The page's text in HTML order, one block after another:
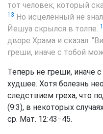
тот человек, который
13 Но исцелённый не
Йешуа скрылся в толпе.
дворе Храма и сказал:
греши, иначе с тобой
Теперь не греши, иначе
худшее. Хотя болезнь
следствием греха, что
(9:3), в некоторых
ср. Мат. 12:43−45.